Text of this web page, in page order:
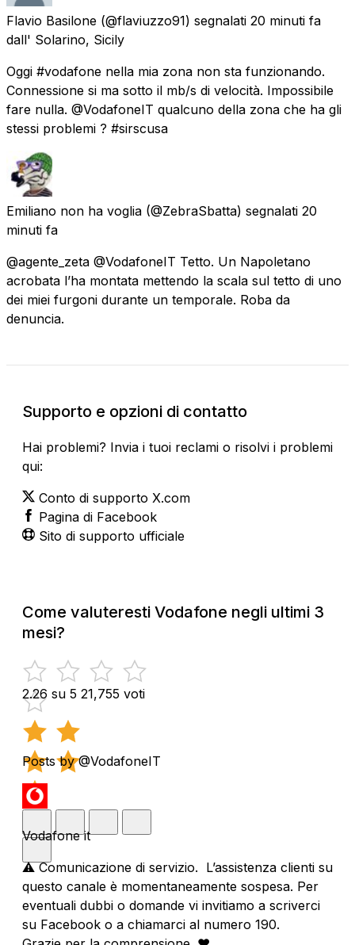
Flavio Basilone (@flaviuzzo91) segnalati 20 minuti fa
dall' Solarino, Sicily
Oggi #vodafone nella mia zona non sta funzionando.
Connessione si ma sotto il mb/s di velocità. Impossibile
fare nulla. @VodafoneIT qualcuno della zona che ha gli
stessi problemi ? #sirscusa
Emiliano non ha voglia (@ZebraSbatta) segnalati 20
minuti fa
@agente_zeta @VodafoneIT Tetto. Un Napoletano
acrobata l’ha montata mettendo la scala sul tetto di uno
dei miei furgoni durante un temporale. Roba da
denuncia.
Supporto e opzioni di contatto
Hai problemi? Invia i tuoi reclami o risolvi i problemi
qui:
Conto di supporto X.com
Pagina di Facebook
Sito di supporto ufficiale
Come valuteresti Vodafone negli ultimi 3
mesi?
2.26 su 5 21,755 voti
Posts by @VodafoneIT
Vodafone it
⚠️ Comunicazione di servizio. L’assistenza clienti su
questo canale è momentaneamente sospesa. Per
eventuali dubbi o domande vi invitiamo a scriverci
su Facebook o a chiamarci al numero 190.